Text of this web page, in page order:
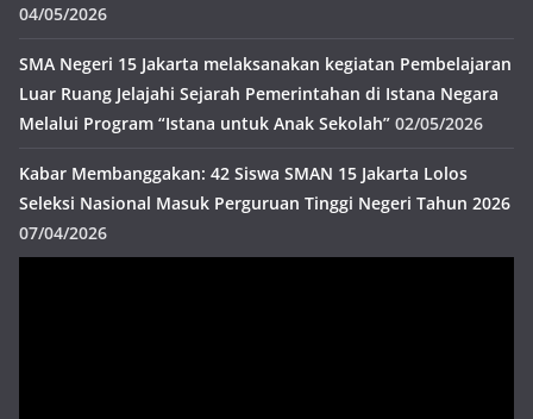
04/05/2026
SMA Negeri 15 Jakarta melaksanakan kegiatan Pembelajaran
Luar Ruang Jelajahi Sejarah Pemerintahan di Istana Negara
Melalui Program “Istana untuk Anak Sekolah” 02/05/2026
Kabar Membanggakan: 42 Siswa SMAN 15 Jakarta Lolos
Seleksi Nasional Masuk Perguruan Tinggi Negeri Tahun 2026
07/04/2026